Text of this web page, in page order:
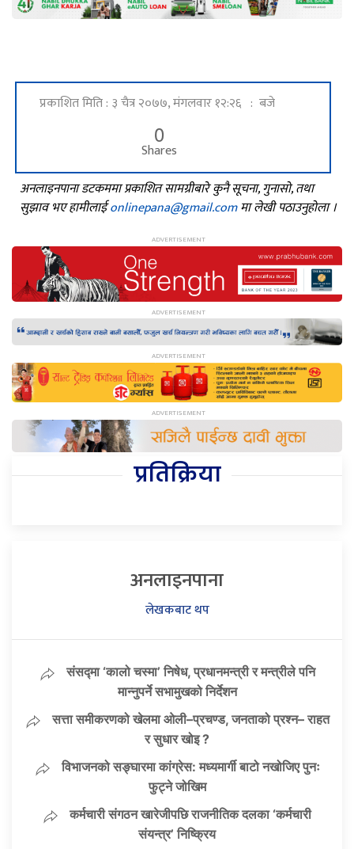
प्रकाशित मिति : ३ चैत्र २०७७, मंगलवार १२:२६ : बजे
0
Shares
अनलाइनपाना डटकममा प्रकाशित सामग्रीबारे कुनै सूचना, गुनासो, तथा
सुझाव भए हामीलाईonlinepana@gmail.comमा लेखी पठाउनुहोला ।
प्रतिक्रिया
अनलाइनपाना
लेखकबाट थप
संसद्मा ‘कालो चस्मा’ निषेध, प्रधानमन्त्री र मन्त्रीले पनि
मान्नुपर्ने सभामुखको निर्देशन
सत्ता समीकरणको खेलमा ओली–प्रचण्ड, जनताको प्रश्न– राहत
र सुधार खोइ ?
विभाजनको सङ्घारमा कांग्रेस: मध्यमार्गी बाटो नखोजिए पुनः
फुट्ने जोखिम
कर्मचारी संगठन खारेजीपछि राजनीतिक दलका ‘कर्मचारी
संयन्त्र’ निष्क्रिय